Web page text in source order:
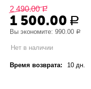
2 490.00 Р
1 500.00 Р
Вы экономите:990.00 Р
Нет в наличии
Время возврата: 10 дн.